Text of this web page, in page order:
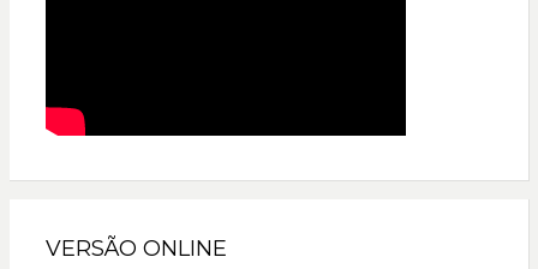
VERSÃO ONLINE